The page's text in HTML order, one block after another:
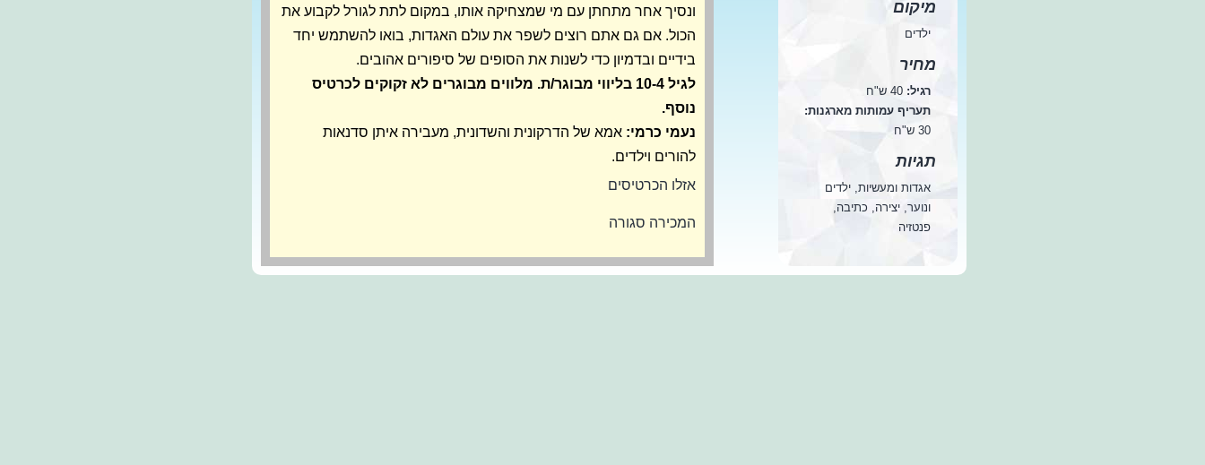
מיקום
ילדים
מחיר
רגיל: 40 ש"ח
תעריף עמותות מארגנות:
30 ש"ח
תגיות
אגדות ומעשיות, ילדים
ונוער, יצירה, כתיבה,
פנטזיה
ונסיך אחר מתחתן עם מי שמצחיקה אותו, במקום לתת לגורל לקבוע את
הכול. אם גם אתם רוצים לשפר את עולם האגדות, בואו להשתמש יחד
בידיים ובדמיון כדי לשנות את הסופים של סיפורים אהובים.
לגיל 10-4 בליווי מבוגר/ת. מלווים מבוגרים לא זקוקים לכרטיס
נוסף.
נעמי כרמי: אמא של הדרקונית והשדונית, מעבירה איתן סדנאות
להורים וילדים.
אזלו הכרטיסים
המכירה סגורה